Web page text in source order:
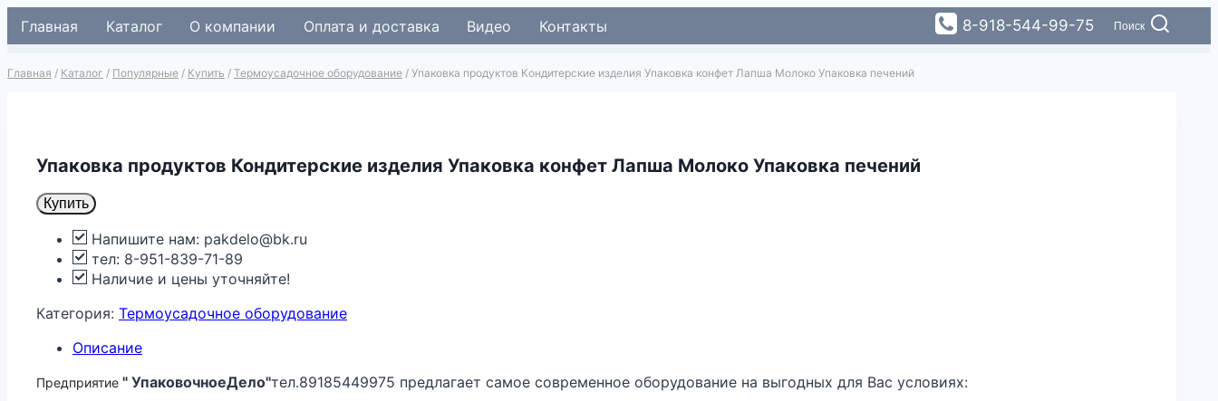
Перейти
Главная Каталог О компании Оплата и доставка Видео Контакты 8-918-544-99-75 Поиск
Главная / Каталог / Популярные / Купить / Термоусадочное оборудование / Упаковка продуктов Кондитерские изделия Упаковка конфет Лапша Молоко Упаковка печений
Упаковка продуктов Кондитерские изделия Упаковка конфет Лапша Молоко Упаковка печений
Купить
Напишите нам: pakdelo@bk.ru
тел: 8-951-839-71-89
Наличие и цены уточняйте!
Категория: Термоусадочное оборудование
Описание
Предприятие " УпаковочноеДело"тел.89185449975 предлагает самое современное оборудование на выгодных для Вас условиях: